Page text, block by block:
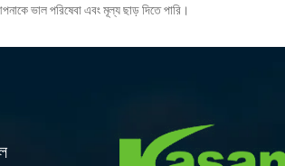
ভাল পরিষেবা এবং মূল্য ছাড় দিতে পারি।